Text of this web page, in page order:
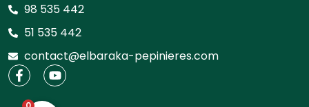
98 535 442
51 535 442
contact@elbaraka-pepinieres.com